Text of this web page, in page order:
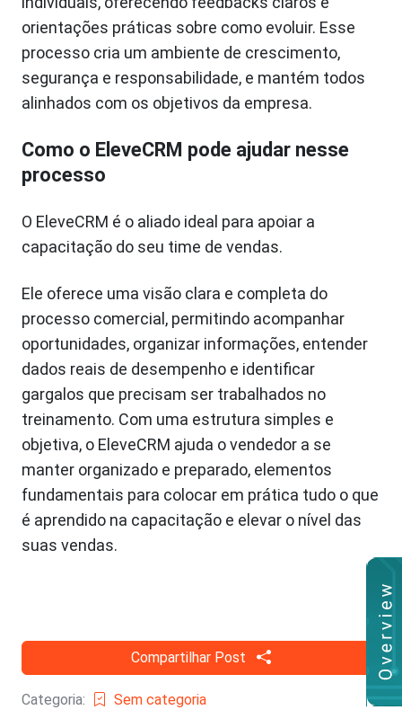
orientações práticas sobre como evoluir. Esse
processo cria um ambiente de crescimento,
segurança e responsabilidade, e mantém todos
alinhados com os objetivos da empresa.
Como o EleveCRM pode ajudar nesse
processo
O EleveCRM é o aliado ideal para apoiar a
capacitação do seu time de vendas.
Ele oferece uma visão clara e completa do
processo comercial, permitindo acompanhar
oportunidades, organizar informações, entender
dados reais de desempenho e identificar
gargalos que precisam ser trabalhados no
treinamento. Com uma estrutura simples e
objetiva, o EleveCRM ajuda o vendedor a se
manter organizado e preparado, elementos
fundamentais para colocar em prática tudo o que
é aprendido na capacitação e elevar o nível das
suas vendas.
Compartilhar Post
Categoria: Sem categoria